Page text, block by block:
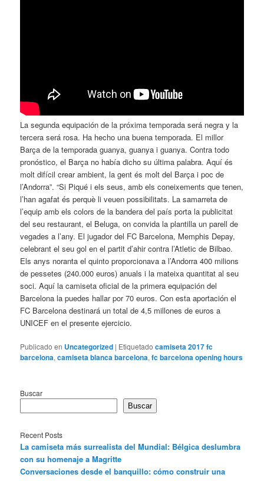
La segunda equipación de la próxima temporada será negra y la
tercera será rosa. Ha hecho una buena temporada. El millor
Barça de la temporada guanya, guanya i guanya. Contra todo
pronóstico, el Barça no había dicho su última palabra. Aquí és
molt difícil crear ambient, la gent és molt del Barça i poc de
l’Andorra”. “Si Piqué i els seus, amb els coneixements que tenen,
l’han agafat és perquè li veuen possibilitats. La samarreta de
l’equip amb els colors de la bandera del país porta la publicitat
del seu restaurant, el Beluga, on convida la plantilla un parell de
vegades a l’any. El jugador del FC Barcelona, Memphis Depay,
celebrant el seu gol en el partit d’ahir contra l’Atletic de Bilbao.
Els anys noranta el quinto proporcionava a l’Andorra 400 milions
de pessetes (240.000 euros) anuals i la mateixa quantitat al seu
soci. Aquí la camiseta oficial de la primera equipación del
Barcelona la puedes hallar por 70 euros. Con esta aportación el
FC Barcelona destinará un total de 4,5 millones de euros a
UNICEF en el presente ejercicio.
Publicado en Uncategorized | Etiquetado camiseta 2017 fc
barcelona,camiseta blanca barcelona,fc barcelona opening hours
Buscar
Buscar
Recent Posts
La camiseta más surrealista del Mundial: Bélgica deslumbra
con su homenaje a Magritte
Conversaciones desde el banquillo: cómo construir una